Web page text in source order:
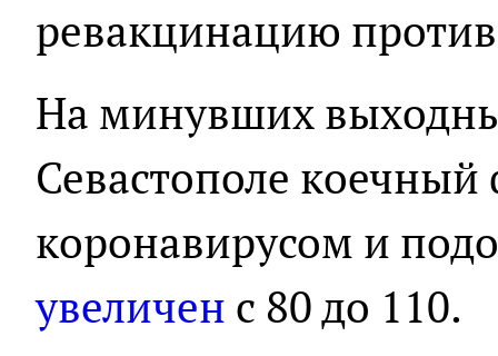
ревакцинацию
На минувших
Севастополе
коронавирусом и
увеличен с 80 до 110.